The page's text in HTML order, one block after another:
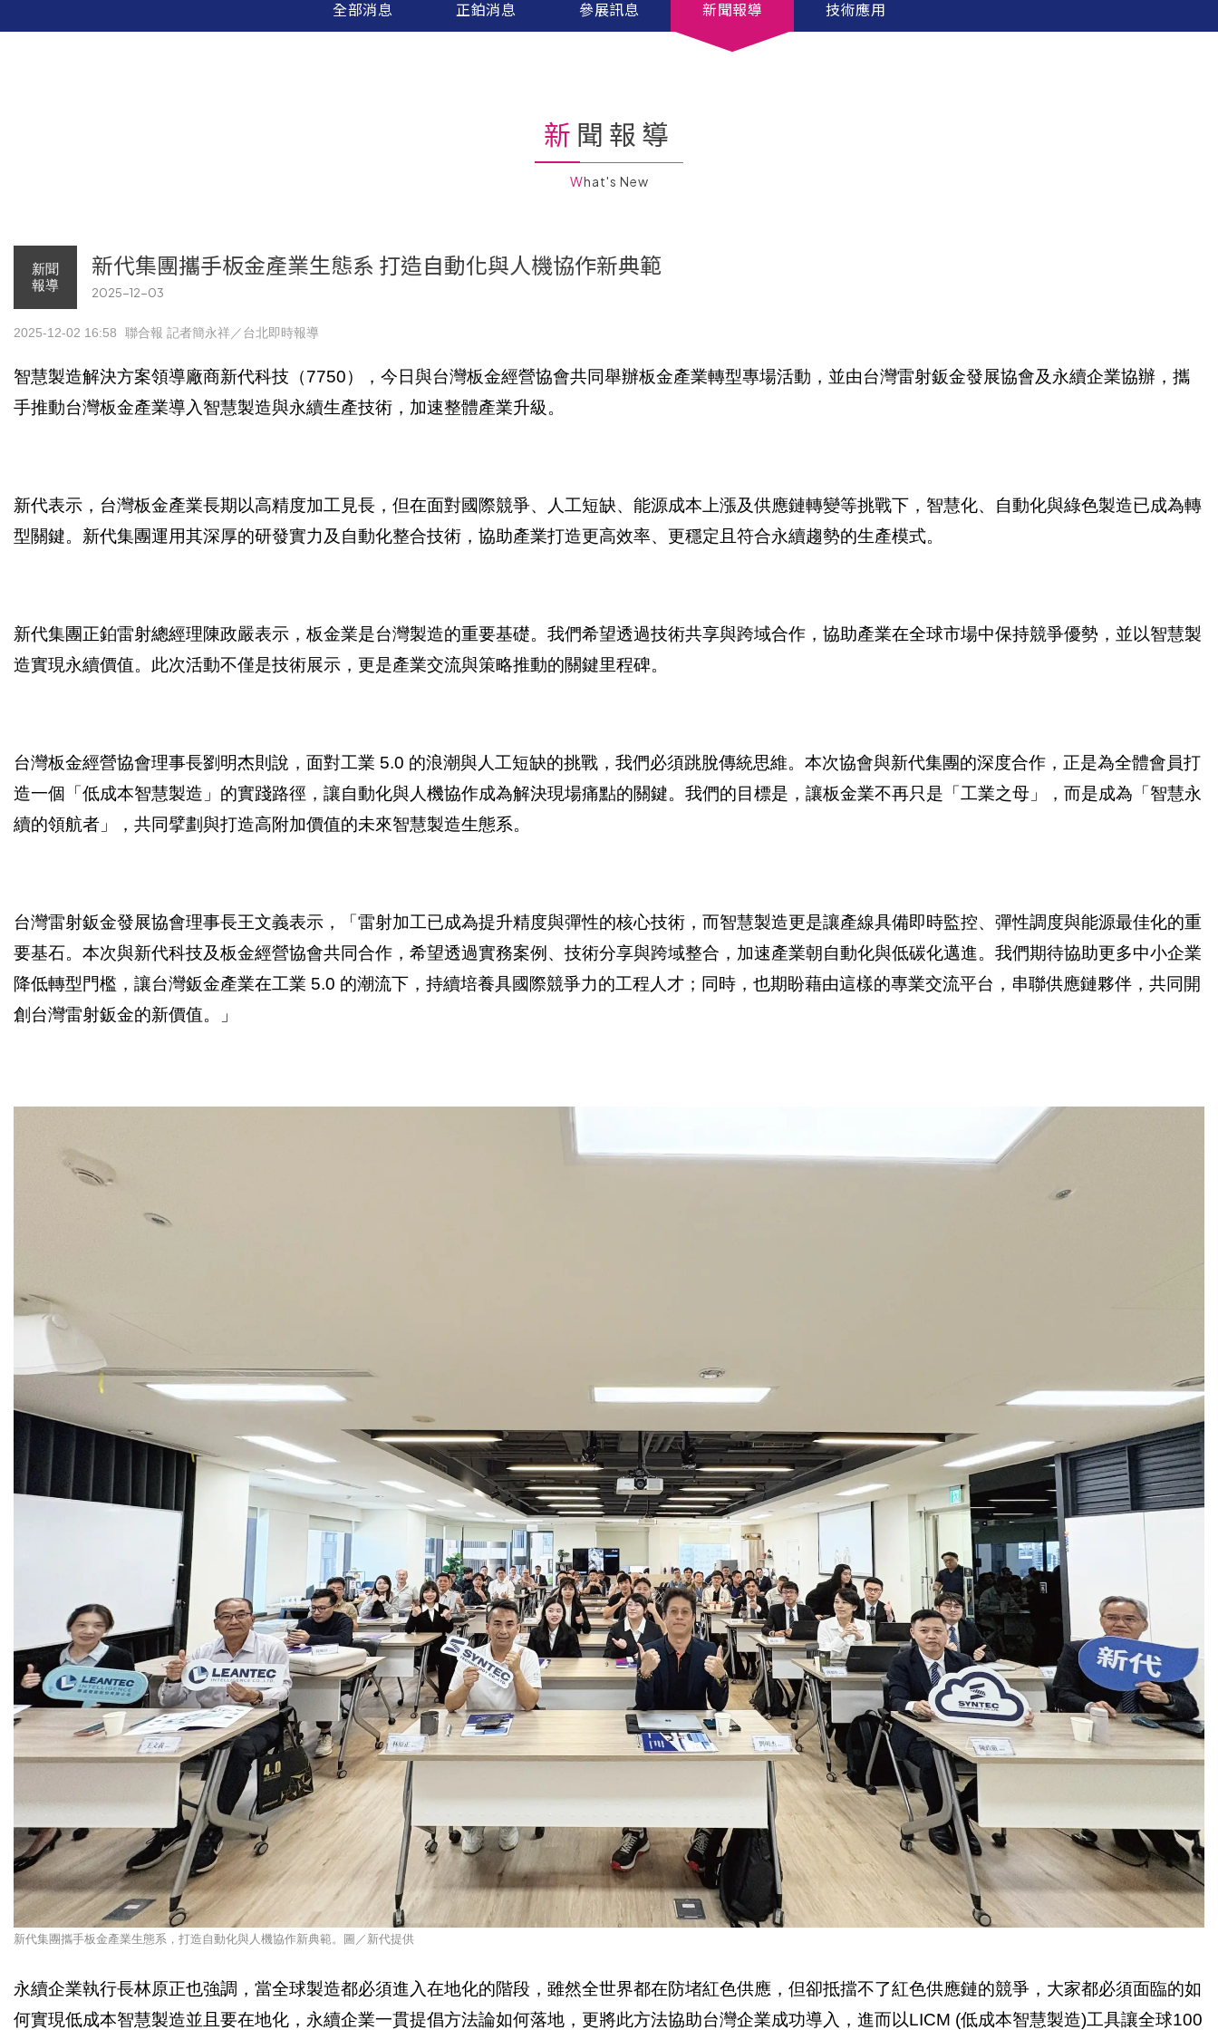
全部消息 正鉑消息 參展訊息 新聞報導 技術應用
新聞報導
What's New
新聞
報導
新代集團攜手板金產業生態系 打造自動化與人機協作新典範
2025-12-03
2025-12-02 16:58 聯合報 記者簡永祥／台北即時報導
智慧製造解決方案領導廠商新代科技（7750），今日與台灣板金經營協會共同舉辦板金產業轉型專場活動，並由台灣雷射鈑金發展協會及永續企業協辦，攜
手推動台灣板金產業導入智慧製造與永續生產技術，加速整體產業升級。
新代表示，台灣板金產業長期以高精度加工見長，但在面對國際競爭、人工短缺、能源成本上漲及供應鏈轉變等挑戰下，智慧化、自動化與綠色製造已成為轉
型關鍵。新代集團運用其深厚的研發實力及自動化整合技術，協助產業打造更高效率、更穩定且符合永續趨勢的生產模式。
新代集團正鉑雷射總經理陳政嚴表示，板金業是台灣製造的重要基礎。我們希望透過技術共享與跨域合作，協助產業在全球市場中保持競爭優勢，並以智慧製
造實現永續價值。此次活動不僅是技術展示，更是產業交流與策略推動的關鍵里程碑。
台灣板金經營協會理事長劉明杰則說，面對工業 5.0 的浪潮與人工短缺的挑戰，我們必須跳脫傳統思維。本次協會與新代集團的深度合作，正是為全體會員打
造一個「低成本智慧製造」的實踐路徑，讓自動化與人機協作成為解決現場痛點的關鍵。我們的目標是，讓板金業不再只是「工業之母」，而是成為「智慧永
續的領航者」，共同擘劃與打造高附加價值的未來智慧製造生態系。
台灣雷射鈑金發展協會理事長王文義表示，「雷射加工已成為提升精度與彈性的核心技術，而智慧製造更是讓產線具備即時監控、彈性調度與能源最佳化的重
要基石。本次與新代科技及板金經營協會共同合作，希望透過實務案例、技術分享與跨域整合，加速產業朝自動化與低碳化邁進。我們期待協助更多中小企業
降低轉型門檻，讓台灣鈑金產業在工業 5.0 的潮流下，持續培養具國際競爭力的工程人才；同時，也期盼藉由這樣的專業交流平台，串聯供應鏈夥伴，共同開
創台灣雷射鈑金的新價值。」
新代集團攜手板金產業生態系，打造自動化與人機協作新典範。圖／新代提供
永續企業執行長林原正也強調，當全球製造都必須進入在地化的階段，雖然全世界都在防堵紅色供應，但卻抵擋不了紅色供應鏈的競爭，大家都必須面臨的如
何實現低成本智慧製造並且要在地化，永續企業一貫提倡方法論如何落地，更將此方法協助台灣企業成功導入，進而以LICM (低成本智慧製造)工具讓全球100